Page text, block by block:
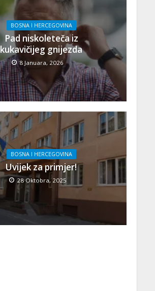
BOSNA I HERCEGOVINA
Pad niskoleteča iz
kukavičijeg gnijezda
8 Januara, 2026
BOSNA I HERCEGOVINA
Uvijek za primjer!
28 Oktobra, 2025